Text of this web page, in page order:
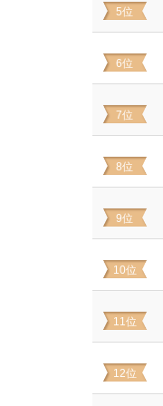
5位
6位
7位
8位
9位
10位
11位
12位